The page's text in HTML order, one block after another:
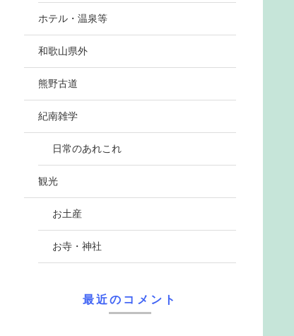
ホテル・温泉等
和歌山県外
熊野古道
紀南雑学
日常のあれこれ
観光
お土産
お寺・神社
最近のコメント